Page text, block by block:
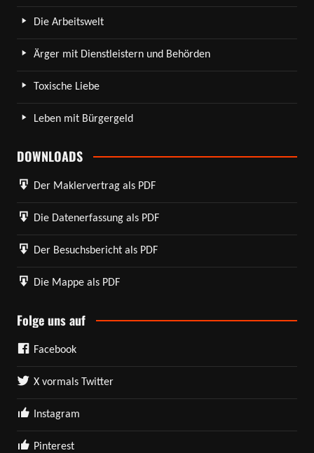
Die Arbeitswelt
Ärger mit Dienstleistern und Behörden
Toxische Liebe
Leben mit Bürgergeld
DOWNLOADS
Der Maklervertrag als PDF
Die Datenerfassung als PDF
Der Besuchsbericht als PDF
Die Mappe als PDF
Folge uns auf
Facebook
X vormals Twitter
Instagram
Pinterest